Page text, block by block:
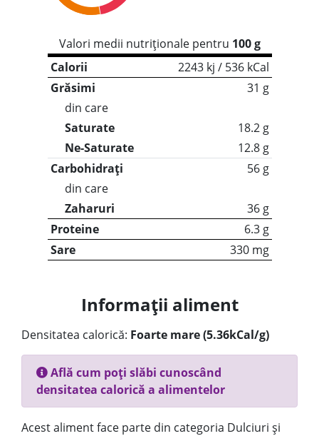
Valori medii nutriționale pentru 100 g
Calorii
2243 kj / 536 kCal
Grăsimi
31 g
din care
Saturate
18.2 g
Ne-Saturate
12.8 g
Carbohidrați
56 g
din care
Zaharuri
36 g
Proteine
6.3 g
Sare
330 mg
Informații aliment
Densitatea calorică: Foarte mare (5.36kCal/g)
Află cum poți slăbi cunoscând
densitatea calorică a alimentelor
Acest aliment face parte din categoria Dulciuri și